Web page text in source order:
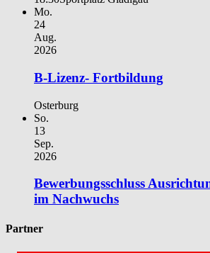
Mo.
24
Aug.
2026
B-Lizenz- Fortbildung
Osterburg
So.
13
Sep.
2026
Bewerbungsschluss
im Nachwuchs
Partner